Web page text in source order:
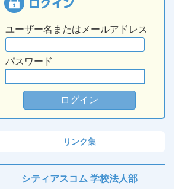
ユーザー名またはメールアドレス
パスワード
リンク集
シティアスコム 学校法人部